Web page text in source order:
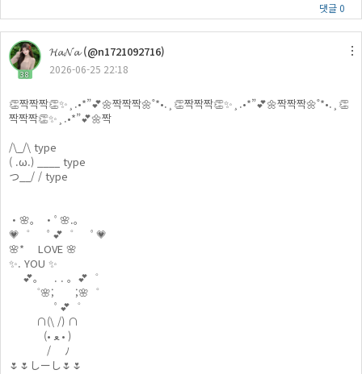
댓글 0
38
𝓗𝓪𝓝𝓪 (@n1721092716)
2026-06-25 22:18
👏짝짝짝👏✨¸.•*”💕🌼짝짝짝🌼˚*•.¸👏짝짝짝👏✨¸.•*”💕🌼짝짝짝🌼˚*•.¸👏
짝짝짝👏✨¸.•*”💕🌼짝
/\_/\ type
( .ω.) ____ type
つ__/ / type
・🌸。 ・ﾟ🌸.。
💗゜ ﾟ💕゜ ﾟ💗
🌸* LOVE 🌸
✨. YOU ✨
💕。 . . 。💕゜
゜🌸; ;🌸゜
ﾟ💕゜
∩(\ /) ∩
(• ﻌ • )
/ ﾉ
🌷🌷しーし🌷🌷